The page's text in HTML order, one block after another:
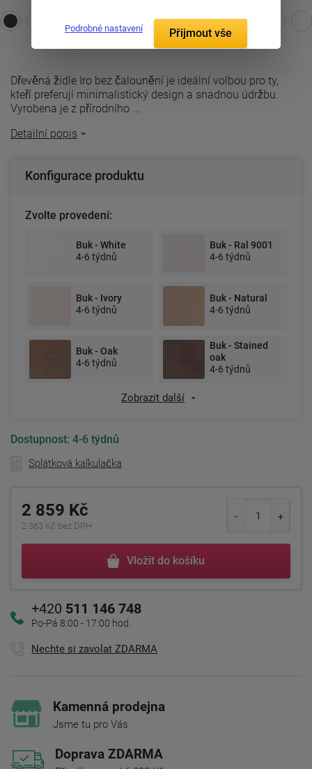
Dřevěná židle Iro bez čalounění je ideální volbou pro ty,
kteří preferují minimalistický design a snadnou údržbu.
Vyrobena je z přírodního ...
Detailní popis
Konfigurace produktu
Zvolte provedení:
Buk - White
4-6 týdnů
Buk - Ral 9001
4-6 týdnů
Buk - Ivory
4-6 týdnů
Buk - Natural
4-6 týdnů
Buk - Oak
4-6 týdnů
Buk - Stained
oak
4-6 týdnů
Zobrazit další
Dostupnost: 4-6 týdnů
Splátková kalkulačka
2 859 Kč
2 363 Kč bez DPH
Vložit do košíku
+420 511 146 748
Po-Pá 8:00 - 17:00 hod.
Nechte si zavolat ZDARMA
Kamenná prodejna
Jsme tu pro Vás
Doprava ZDARMA
Podrobné nastavení Přijmout vše